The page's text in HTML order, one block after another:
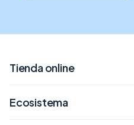
Tienda online
Ecosistema